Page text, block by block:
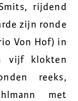
rijdend
zijn ronde
Von Hof) in
vijf klokten
reeks,
met